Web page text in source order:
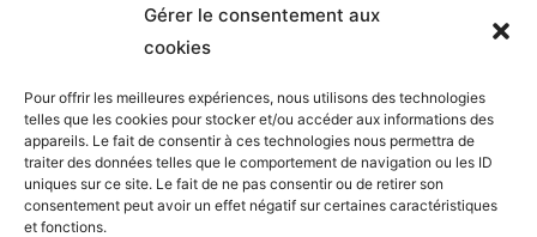
Gérer le consentement aux
cookies
Pour offrir les meilleures expériences, nous utilisons des technologies
telles que les cookies pour stocker et/ou accéder aux informations des
appareils. Le fait de consentir à ces technologies nous permettra de
traiter des données telles que le comportement de navigation ou les ID
uniques sur ce site. Le fait de ne pas consentir ou de retirer son
consentement peut avoir un effet négatif sur certaines caractéristiques
et fonctions.
Mentions légales
Politique de confidentialité